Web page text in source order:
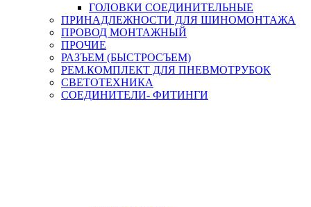
ГОЛОВКИ СОЕДИНИТЕЛЬНЫЕ
ПРИНАДЛЕЖНОСТИ ДЛЯ ШИНОМОНТАЖА
ПРОВОД МОНТАЖНЫЙ
ПРОЧИЕ
РАЗЪЕМ (БЫСТРОСЪЕМ)
РЕМ.КОМПЛЕКТ ДЛЯ ПНЕВМОТРУБОК
СВЕТОТЕХНИКА
СОЕДИНИТЕЛИ- ФИТИНГИ